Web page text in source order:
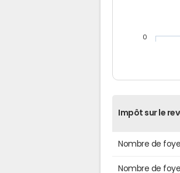
0
Impôt sur le
Nombre de
Nombre de